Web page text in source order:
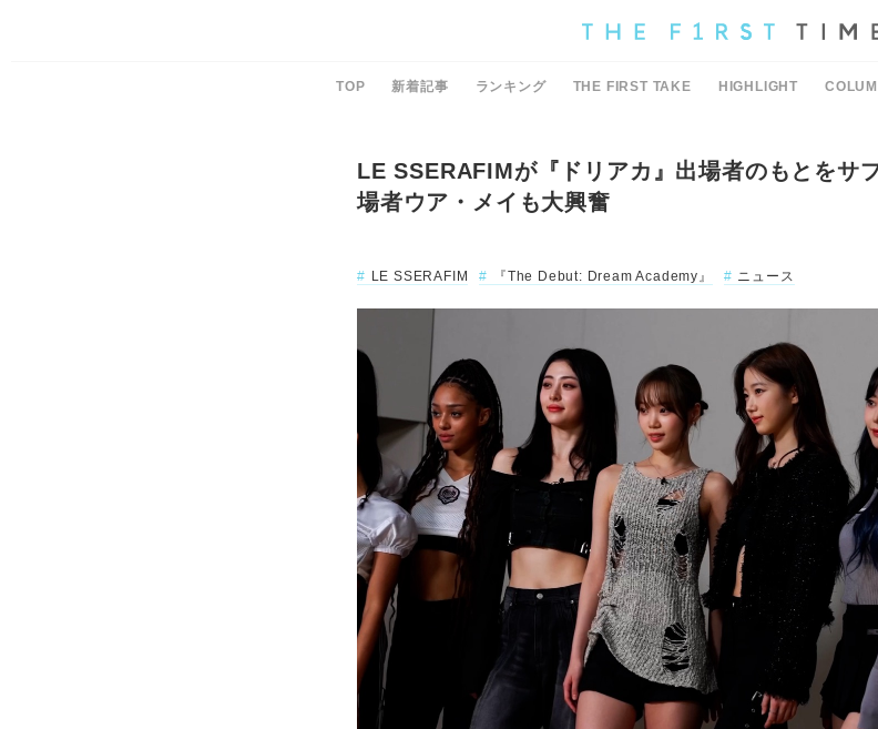
TOP 新着記事 ランキング THE FIRST TAKE HIGHLIGHT
LE SSERAFIMが『ドリアカ』出場者のもとをサ
場者ウア・メイも大興奮
LE SSERAFIM
『The Debut: Dream Academy』 ニュース